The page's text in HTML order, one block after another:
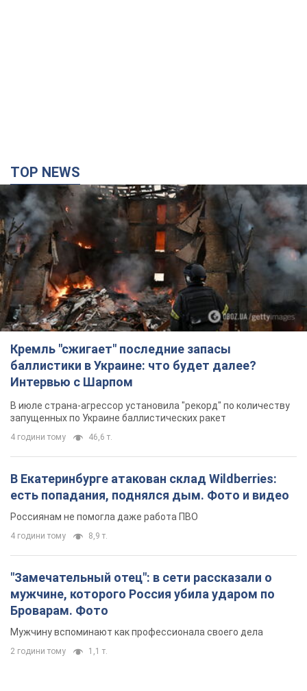
Кремль "сжигает" последние запасы
баллистики в Украине: что будет далее?
Интервью с Шарпом
В июле страна-агрессор установила "рекорд" по количеству
запущенных по Украине баллистических ракет
4 години тому 46,6 т.
В Екатеринбурге атакован склад Wildberries:
есть попадания, поднялся дым. Фото и видео
Россиянам не помогла даже работа ПВО
4 години тому
"Замечательный отец": в сети рассказали о
мужчине, которого Россия убила ударом по
Броварам. Фото
Мужчину вспоминают как профессионала своего дела
2 години тому 1,1 т.